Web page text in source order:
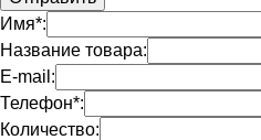
Имя*:
Название товара:
E-mail:
Телефон*:
Количество: